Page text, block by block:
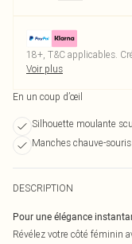
18+, T&C applicables.
Voir plus
En un coup d’œil
Silhouette moulante
Manches chauve-
DESCRIPTION
Pour une élégance
Révélez votre côté féminin